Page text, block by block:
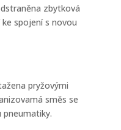
zbytková
spojení s novou
pryžovými
směs se